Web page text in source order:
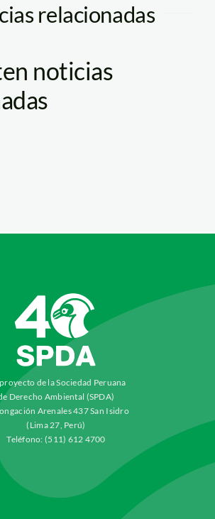
relacionadas
noticias
de la Sociedad Peruana
Derecho Ambiental (SPDA)
Arenales 437 San Isidro
(Lima 27, Perú)
Teléfono: (511) 612 4700